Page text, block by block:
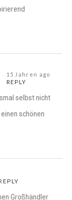
15 Jahren ago
REPLY
selbst nicht
schönen
Großhändler